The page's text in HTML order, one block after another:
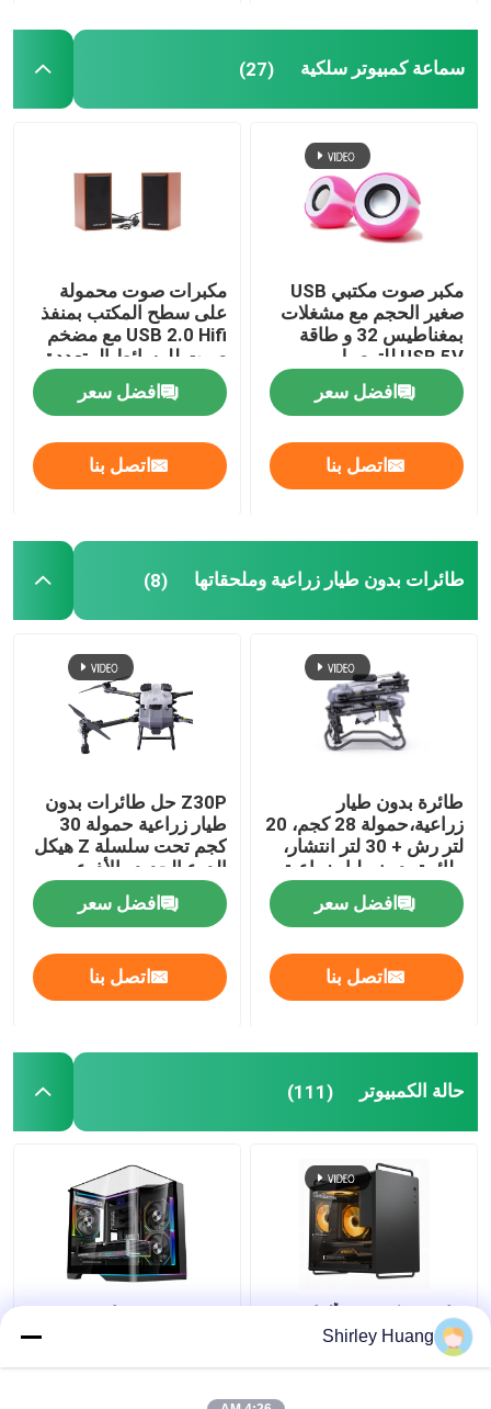
سماعة كمبيوتر سلكية (27)
مكبر صوت مكتبي USB
صغير الحجم مع مشغلات
بمغناطيس 32 و طاقة
USB 5V للتوصيل
والتشغيل باللون الأزرق
والورديافضل سعر
اتصل بنا
مكبرات صوت محمولة
على سطح المكتب بمنفذ
USB 2.0 Hifi مع مضخم
صوت للوسائط المتعددة
افضل سعر
اتصل بنا
طائرات بدون طيار زراعية وملحقاتها (8)
طائرة بدون طيار
زراعية،حمولة 28 كجم، 20
لتر رش + 30 لتر انتشار،
طائرة بدون طيار زراعية
مزدوجة الوضع
افضل سعر
اتصل بنا
Z30P حل طائرات بدون
طيار زراعية حمولة 30
كجم تحت سلسلة Z هيكل
الدرع الجديد والأذرع
المطوية على شكل Z
افضل سعر
اتصل بنا
حالة الكمبيوتر (111)
حاسوب كمبيوتر ألعاب
ITX ، 326mm GPU ،
ألعاب منتصف البرج، زجاج
Shirley Huang